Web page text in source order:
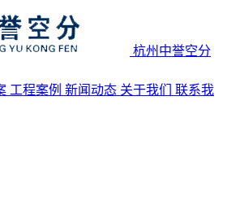
杭州中誉空分
工程案例 新闻动态 关于我们 联系我